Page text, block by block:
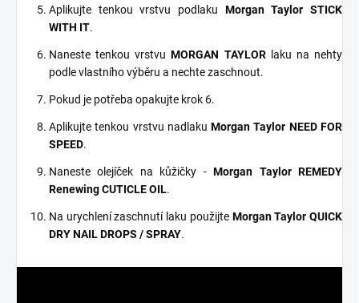
Aplikujte tenkou vrstvu podlaku Morgan Taylor STICK
WITH IT.
Naneste tenkou vrstvuMORGAN TAYLORlaku na nehty
podle vlastního výběru a nechte zaschnout.
Pokud je potřeba opakujte krok 6.
Aplikujte tenkou vrstvu nadlakuMorgan Taylor NEED FOR
SPEED.
Naneste olejíček na kůžičky -Morgan Taylor REMEDY
Renewing CUTICLE OIL.
Na urychlení zaschnutí laku použijte Morgan Taylor QUICK
DRY NAIL DROPS / SPRAY.